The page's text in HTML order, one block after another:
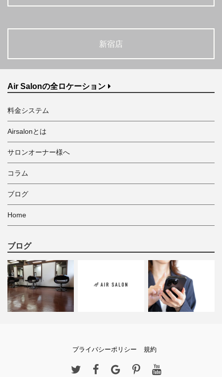
新宿店
Air Salonの全ロケーション
料金システム
Airsalonとは
サロンオーナー様へ
コラム
ブログ
Home
ブログ
プライバシーポリシー 規約